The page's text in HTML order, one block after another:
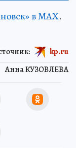
в MAX.
Анна КУЗОВЛЕВА
kp.ru